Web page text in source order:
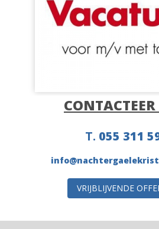
T. 055 311
VRIJBLIJVENDE